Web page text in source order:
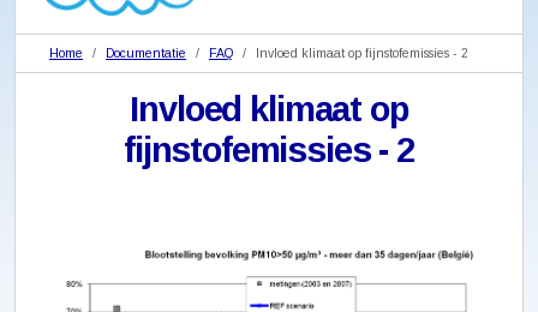
Home Documentatie FAQ Invloed klimaat op fijnstofemissies - 2
Invloed klimaat op
fijnstofemissies - 2